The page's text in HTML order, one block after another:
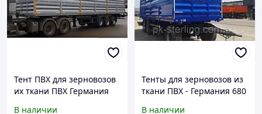
Тент ПВХ для зерновозов
их ткани ПВХ Германия
В наличии
Тенты для зерновозов из
ткани ПВХ - Германия 680
В наличии